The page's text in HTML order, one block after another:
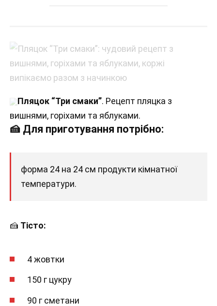
Пляцок “Три смаки”. Рецепт пляцка з
вишнями, горіхами та яблуками.
🍰 Для приготування потрібно:
форма 24 на 24 см продукти кімнатної
температури.
🍰 Тісто:
4 жовтки
150 г цукру
90 г сметани